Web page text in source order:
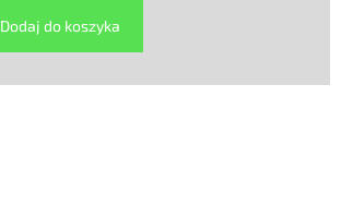
Dodaj do koszyka